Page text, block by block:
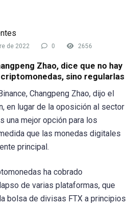
de 2022 0 2656
Zhao, dice que no hay
sino regularlas
Changpeng Zhao, dijo el
en lugar de la oposición al sector
una mejor opción para los
que las monedas digitales
principal.
ha cobrado
de varias plataformas, que
bolsa de divisas FTX a principios